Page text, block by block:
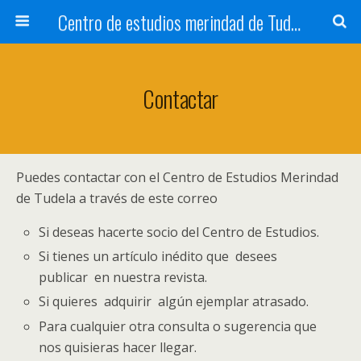
Centro de estudios merindad de Tudela
Contactar
Puedes contactar con el Centro de Estudios Merindad
de Tudela a través de este correo
Si deseas hacerte socio del Centro de Estudios.
Si tienes un artículo inédito que desees
publicar en nuestra revista.
Si quieres adquirir algún ejemplar atrasado.
Para cualquier otra consulta o sugerencia que
nos quisieras hacer llegar.